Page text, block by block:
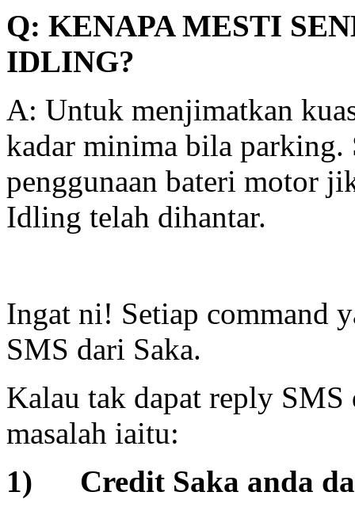
Q: KENAPA MESTI
IDLING?
A: Untuk menjimatkan
kadar minima bila parking.
penggunaan bateri motor
Idling telah dihantar.
Ingat ni! Setiap command
SMS dari Saka.
Kalau tak dapat reply SMS
masalah iaitu:
1) Credit Saka anda